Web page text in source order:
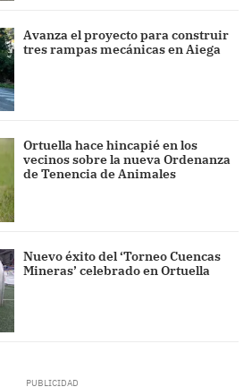
Avanza el proyecto para construir
tres rampas mecánicas en Aiega
Ortuella hace hincapié en los
vecinos sobre la nueva Ordenanza
de Tenencia de Animales
Nuevo éxito del ‘Torneo Cuencas
Mineras’ celebrado en Ortuella